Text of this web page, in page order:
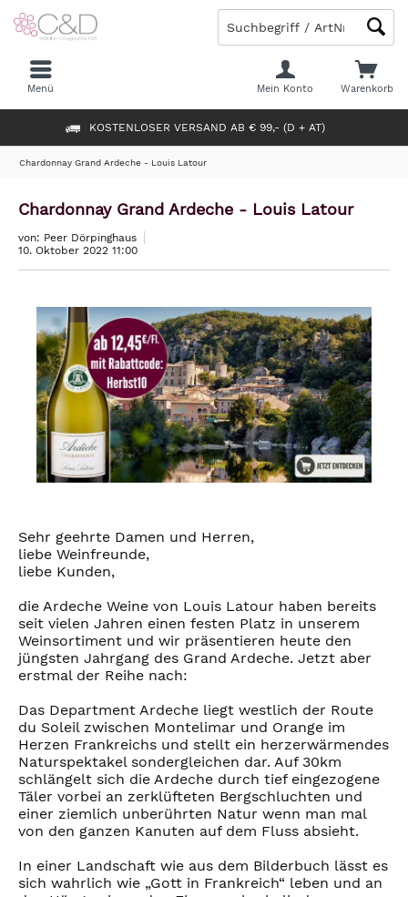
KOSTENLOSER VERSAND AB € 99,- (D + AT)
Warenkorb
Mein Konto
Menü
Chardonnay Grand Ardeche - Louis Latour
Chardonnay Grand Ardeche - Louis Latour
von: Peer Dörpinghaus
10. Oktober 2022 11:00
Sehr geehrte Damen und Herren,
liebe Weinfreunde,
liebe Kunden,
die Ardeche Weine von Louis Latour haben bereits
seit vielen Jahren einen festen Platz in unserem
Weinsortiment und wir präsentieren heute den
jüngsten Jahrgang des Grand Ardeche. Jetzt aber
erstmal der Reihe nach:
Das Department Ardeche liegt westlich der Route
du Soleil zwischen Montelimar und Orange im
Herzen Frankreichs und stellt ein herzerwärmendes
Naturspektakel sondergleichen dar. Auf 30km
schlängelt sich die Ardeche durch tief eingezogene
Täler vorbei an zerklüfteten Bergschluchten und
einer ziemlich unberührten Natur wenn man mal
von den ganzen Kanuten auf dem Fluss absieht.
In einer Landschaft wie aus dem Bilderbuch lässt es
sich wahrlich wie „Gott in Frankreich“ leben und an